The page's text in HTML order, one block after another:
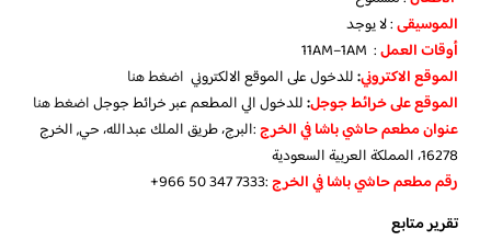
الموسيقى: لا يوجد
أوقات العمل: 11AM–1AM
الموقع الاكتروني:للدخول على الموقع الالكتروني اضغط هنا
الموقع على خرائط جوجل:للدخول الي المطعم عبر خرائط جوجلاضغط هنا
عنوان مطعم حاشي باشا في الخرج:البرج، طريق الملك عبدالله، حي, الخرج
16278، المملكة العربية السعودية
رقم مطعم حاشي باشا في الخرج:‪+966 50 347 7333‬‏
تقرير متابع